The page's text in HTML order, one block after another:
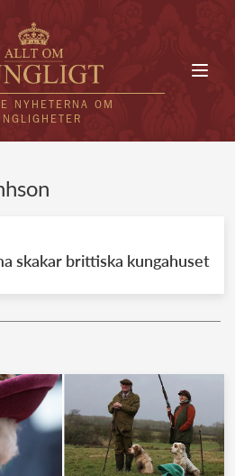
NYHETERNA OM
KUNGAHUS
kungahuset
kungahuset
kungahuset
skakar brittiska kungahuset